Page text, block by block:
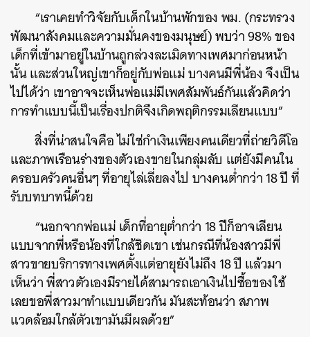
“เราเคยทำวิจัยกับเด็กในบ้านพักของ พม. (กระทรวง
พัฒนาสังคมและความมั่นคงของมนุษย์) พบว่า 98% ของ
เด็กที่เข้ามาอยู่ในบ้านถูกล่วงละเมิดทางเพศมาก่อนหน้า
นั้น และส่วนใหญ่เขาก็อยู่กับพ่อแม่ บางคนมีพี่น้อง จึงเป็น
ไปได้ว่า เขาอาจจะเห็นพ่อแม่มีเพศสัมพันธ์กันแล้วคิดว่า
การทำแบบนี้เป็นเรื่องปกติจึงเกิดพฤติกรรมเลียนแบบ”
สิ่งที่น่าสนใจคือ ไม่ใช่กำเงินเพียงคนเดียวที่ถ่ายวิดีโอ
และภาพเรือนร่างของตัวเองขายในกลุ่มลับ แต่ยังมีคนใน
ครอบครัวคนอื่นๆ ที่อายุไล่เลี่ยลงไป บางคนต่ำกว่า 18 ปี ที่
รับบทบาทนี้ด้วย
“นอกจากพ่อแม่ เด็กที่อายุต่ำกว่า 18 ปีก็อาจเลียน
แบบจากพี่หรือน้องที่ใกล้ชิดเขา เช่นกรณีที่น้องสาวมีพี่
สาวขายบริการทางเพศตั้งแต่อายุยังไม่ถึง 18 ปี แล้วมา
เห็นว่า พี่สาวตัวเองมีรายได้สามารถเอาเงินไปซื้อของใช้
เลยขอพี่สาวมาทำแบบเดียวกัน มันสะท้อนว่า สภาพ
แวดล้อมใกล้ตัวเขามันมีผลด้วย”